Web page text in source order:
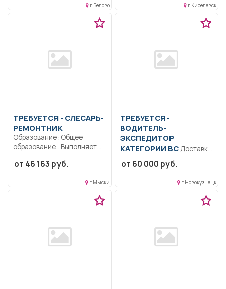
котельного оборудования....
г Белово г Киселевск
ТРЕБУЕТСЯ - СЛЕСАРЬ-
РЕМОНТНИК
Образование: Общее
образование.. Выполняет
испытание,
от 46 163 руб.
г Мыски
ТРЕБУЕТСЯ -
ВОДИТЕЛЬ-
ЭКСПЕДИТОР
КАТЕГОРИИ ВСДоставка
(металл, пиломатериал) по
от 60 000 руб.
г Новокузнецк